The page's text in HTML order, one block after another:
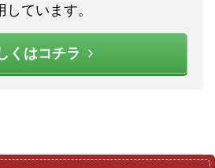
ています。
くはコチラ